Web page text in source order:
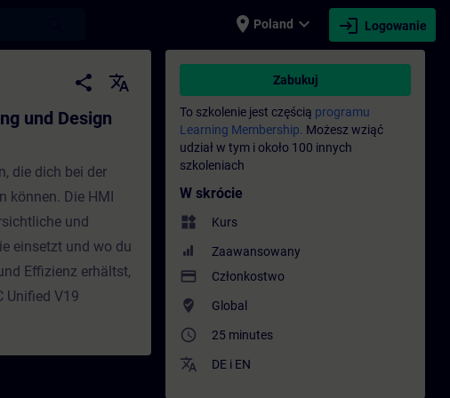
place Poland expand_more login Logowanie
- Szkolenie - Szkolenie - Rozwój
share
translate
und Design
die dich bei der
können. Die HMI
und
einsetzt und wo du
Effizienz erhältst,
Unified V19
Zabukuj
To szkolenie jest częścią programu
Learning Membership. Możesz wziąć
udział w tym i około 100 innych
szkoleniach
W skrócie
widgets Kurs
Zaawansowany
payment Członkostwo
where_to_vote Global
access_time 25 minutes
translate DE i EN